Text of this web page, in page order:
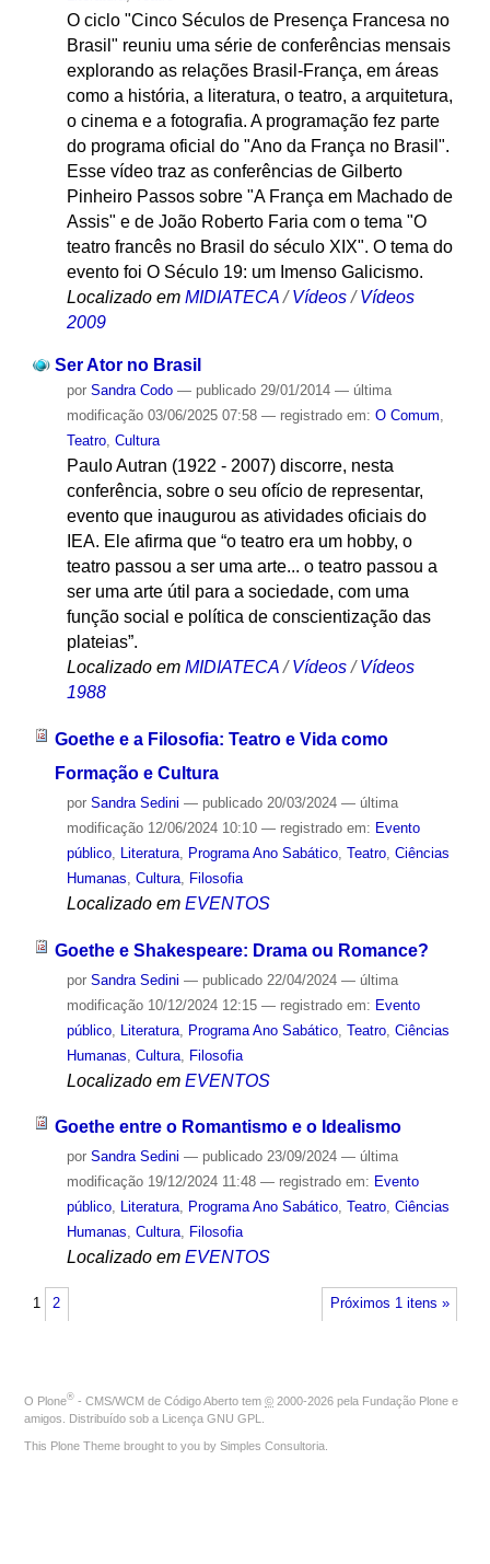
O ciclo "Cinco Séculos de Presença Francesa no
Brasil" reuniu uma série de conferências mensais
explorando as relações Brasil-França, em áreas
como a história, a literatura, o teatro, a arquitetura,
o cinema e a fotografia. A programação fez parte
do programa oficial do "Ano da França no Brasil".
Esse vídeo traz as conferências de Gilberto
Pinheiro Passos sobre "A França em Machado de
Assis" e de João Roberto Faria com o tema "O
teatro francês no Brasil do século XIX". O tema do
evento foi O Século 19: um Imenso Galicismo.
Localizado em MIDIATECA / Vídeos / Vídeos
2009
Ser Ator no Brasil
por Sandra Codo — publicado29/01/2014 — última
modificação03/06/2025 07:58 — registrado em: O Comum,
Teatro, Cultura
Paulo Autran (1922 - 2007) discorre, nesta
conferência, sobre o seu ofício de representar,
evento que inaugurou as atividades oficiais do
IEA. Ele afirma que “o teatro era um hobby, o
teatro passou a ser uma arte... o teatro passou a
ser uma arte útil para a sociedade, com uma
função social e política de conscientização das
plateias”.
Localizado em MIDIATECA /Vídeos /Vídeos
1988
Goethe e a Filosofia: Teatro e Vida como
Formação e Cultura
por Sandra Sedini — publicado20/03/2024 — última
modificação12/06/2024 10:10 — registrado em: Evento
público, Literatura, Programa Ano Sabático, Teatro, Ciências
Humanas Cultura, Filosofia
Localizado em EVENTOS
Goethe e Shakespeare: Drama ou Romance?
por Sandra Sedini — publicado22/04/2024 — última
modificação10/12/2024 12:15 — registrado em: Evento
público, Literatura, Programa Ano Sabático, Teatro, Ciências
Humanas Cultura, Filosofia
Localizado em EVENTOS
Goethe entre o Romantismo e o Idealismo
por Sandra Sedini — publicado23/09/2024 — última
modificação19/12/2024 11:48 — registrado em: Evento
público, Literatura, Programa Ano Sabático, Teatro, Ciências
Humanas, Cultura, Filosofia
Localizado em EVENTOS
Próximos 1 itens »
1 2
O Plone® - CMS/WCM de Código Aberto tem © 2000-2026 pela Fundação Plone e
amigos. Distribuído sob a Licença GNU GPL
This Plone Theme brought to you by Simples Consultoria